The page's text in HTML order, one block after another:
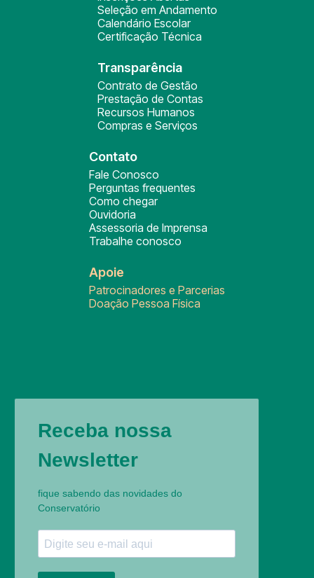
Seleção em Andamento
Calendário Escolar
Certificação Técnica
Transparência
Contrato de Gestão
Prestação de Contas
Recursos Humanos
Compras e Serviços
Contato
Fale Conosco
Perguntas frequentes
Como chegar
Ouvidoria
Assessoria de Imprensa
Trabalhe conosco
Apoie
Patrocinadores e Parcerias
Doação Pessoa Física